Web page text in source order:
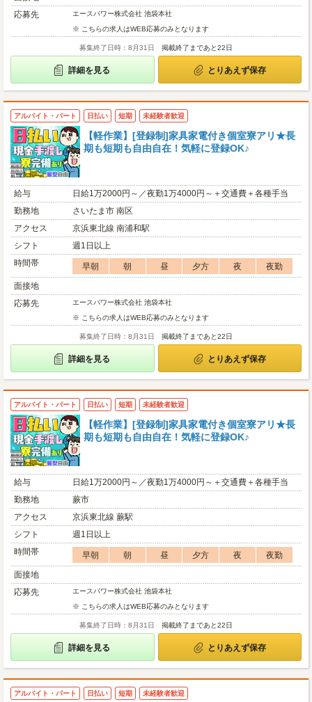
応募先
エースパワー株式会社 池袋本社
※ こちらの求人はWEB応募のみとなります
募集終了日時：8月31日 掲載終了まであと22日
詳細を見る とりあえず保存
アルバイト・パート 日払い 短期 未経験者歓迎
【軽作業】[登録制]家具家電付き個室寮アリ★長
期も短期も自由自在！気軽に登録OK♪
給与
日給1万2000円～／夜勤1万4000円～＋交通費＋各種手当
勤務地
さいたま市 南区
アクセス
京浜東北線 南浦和駅
シフト
週1日以上
時間帯
早朝 朝 昼 夕方 夜
夜勤
面接地
応募先
エースパワー株式会社 池袋本社
※ こちらの求人はWEB応募のみとなります
募集終了日時：8月31日 掲載終了まであと22日
詳細を見る とりあえず保存
アルバイト・パート 日払い 短期 未経験者歓迎
【軽作業】[登録制]家具家電付き個室寮アリ★長
期も短期も自由自在！気軽に登録OK♪
給与
日給1万2000円～／夜勤1万4000円～＋交通費＋各種手当
勤務地
蕨市
アクセス
京浜東北線 蕨駅
シフト
週1日以上
時間帯
早朝 朝 昼 夕方 夜
夜勤
面接地
応募先
エースパワー株式会社 池袋本社
※ こちらの求人はWEB応募のみとなります
募集終了日時：8月31日 掲載終了まであと22日
詳細を見る とりあえず保存
アルバイト・パート 日払い 短期 未経験者歓迎